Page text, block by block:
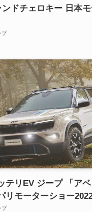
ドチェロキー 日本
プ
テリEV ジープ 「ア
リモーターショー
プ